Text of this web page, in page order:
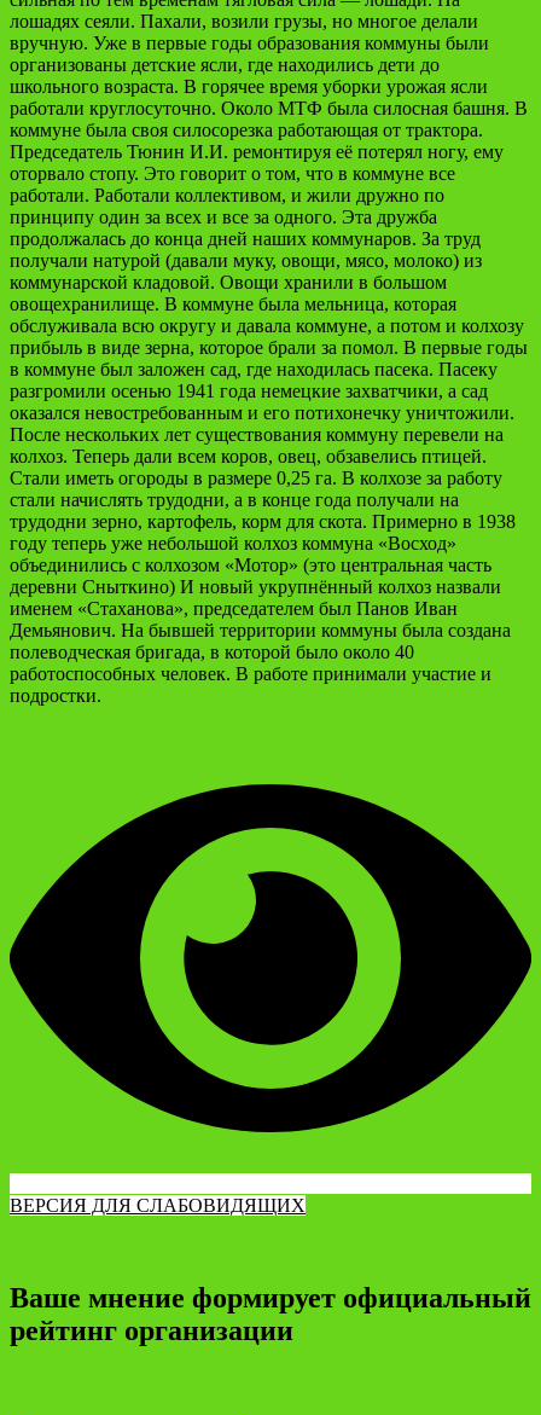
лошадях сеяли. Пахали, возили грузы, но многое делали
вручную. Уже в первые годы образования коммуны были
организованы детские ясли, где находились дети до
школьного возраста. В горячее время уборки урожая ясли
работали круглосуточно. Около МТФ была силосная башня. В
коммуне была своя силосорезка работающая от трактора.
Председатель Тюнин И.И. ремонтируя её потерял ногу, ему
оторвало стопу. Это говорит о том, что в коммуне все
работали. Работали коллективом, и жили дружно по
принципу один за всех и все за одного. Эта дружба
продолжалась до конца дней наших коммунаров. За труд
получали натурой (давали муку, овощи, мясо, молоко) из
коммунарской кладовой. Овощи хранили в большом
овощехранилище. В коммуне была мельница, которая
обслуживала всю округу и давала коммуне, а потом и колхозу
прибыль в виде зерна, которое брали за помол. В первые годы
в коммуне был заложен сад, где находилась пасека. Пасеку
разгромили осенью 1941 года немецкие захватчики, а сад
оказался невостребованным и его потихонечку уничтожили.
После нескольких лет существования коммуну перевели на
колхоз. Теперь дали всем коров, овец, обзавелись птицей.
Стали иметь огороды в размере 0,25 га. В колхозе за работу
стали начислять трудодни, а в конце года получали на
трудодни зерно, картофель, корм для скота. Примерно в 1938
году теперь уже небольшой колхоз коммуна «Восход»
объединились с колхозом «Мотор» (это центральная часть
деревни Сныткино) И новый укрупнённый колхоз назвали
именем «Стаханова», председателем был Панов Иван
Демьянович. На бывшей территории коммуны была создана
полеводческая бригада, в которой было около 40
работоспособных человек. В работе принимали участие и
подростки.
ВЕРСИЯ ДЛЯ СЛАБОВИДЯЩИХ
Ваше мнение формирует официальный
рейтинг организации